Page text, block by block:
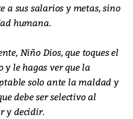
a sus salarios y metas, sino
humana.
Niño Dios, que toques el
y le hagas ver que la
solo ante la maldad y
debe ser selectivo al
y decidir.